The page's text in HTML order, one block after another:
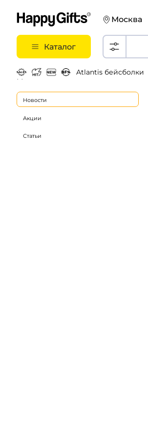
Москва
Каталог
Atlantis бейсболки
Металлические ручки
Новости
Акции
Статьи